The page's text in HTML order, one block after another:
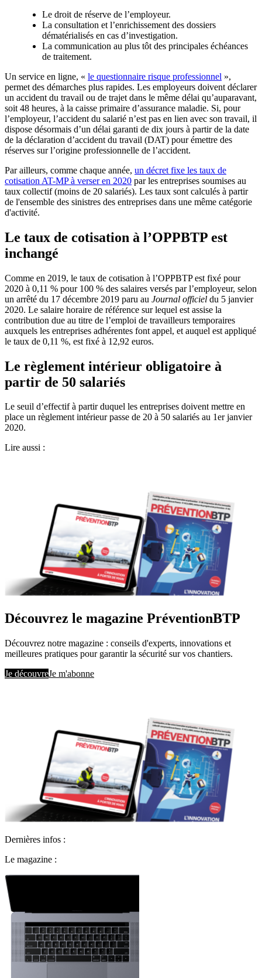
Le droit de réserve de l’employeur.
La consultation et l’enrichissement des dossiers
dématérialisés en cas d’investigation.
La communication au plus tôt des principales échéances
de traitement.
Un service en ligne, « le questionnaire risque professionnel »,
permet des démarches plus rapides. Les employeurs doivent déclarer
un accident du travail ou de trajet dans le même délai qu’auparavant,
soit 48 heures, à la caisse primaire d’assurance maladie. Si, pour
l’employeur, l’accident du salarié n’est pas en lien avec son travail, il
dispose désormais d’un délai garanti de dix jours à partir de la date
de la déclaration d’accident du travail (DAT) pour émettre des
réserves sur l’origine professionnelle de l’accident.
Par ailleurs, comme chaque année, un décret fixe les taux de
cotisation AT-MP à verser en 2020 par les entreprises soumises au
taux collectif (moins de 20 salariés). Les taux sont calculés à partir
de l'ensemble des sinistres des entreprises dans une même catégorie
d'activité.
Le taux de cotisation à l’OPPBTP est
inchangé
Comme en 2019, le taux de cotisation à l’OPPBTP est fixé pour
2020 à 0,11 % pour 100 % des salaires versés par l’employeur, selon
un arrêté du 17 décembre 2019 paru au Journal officiel du 5 janvier
2020. Le salaire horaire de référence sur lequel est assise la
contribution due au titre de l’emploi de travailleurs temporaires
auxquels les entreprises adhérentes font appel, et auquel est appliqué
le taux de 0,11 %, est fixé à 12,92 euros.
Le règlement intérieur obligatoire à
partir de 50 salariés
Le seuil d’effectif à partir duquel les entreprises doivent mettre en
place un règlement intérieur passe de 20 à 50 salariés au 1er janvier
2020.
Lire aussi :
Découvrez le magazine PréventionBTP
Découvrez notre magazine : conseils d'experts, innovations et
meilleures pratiques pour garantir la sécurité sur vos chantiers.
Je découvreJe m'abonne
Dernières infos :
Le magazine :